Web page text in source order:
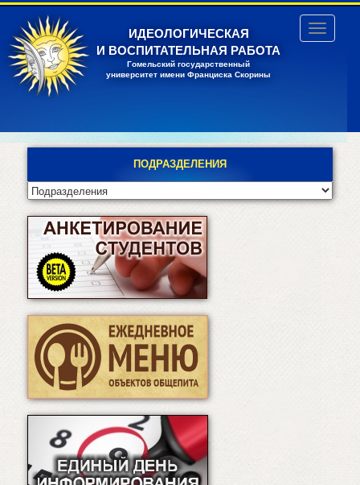
Перейти
основному
содержанию
ИДЕОЛОГИЧЕСКАЯ
И ВОСПИТАТЕЛЬНАЯ РАБОТА
Гомельский государственный
университет имени Франциска Скорины
Toggle
ПОДРАЗДЕЛЕНИЯ